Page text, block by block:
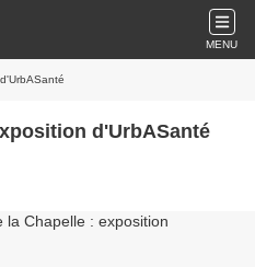
MENU
d'UrbASanté